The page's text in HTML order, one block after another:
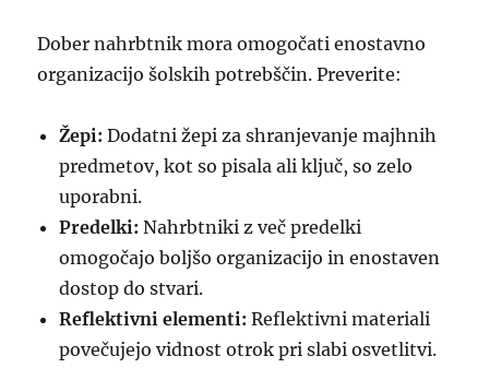
Dober nahrbtnik mora omogočati enostavno
organizacijo šolskih potrebščin. Preverite:
Žepi: Dodatni žepi za shranjevanje majhnih
predmetov, kot so pisala ali ključ, so zelo
uporabni.
Predelki: Nahrbtniki z več predelki
omogočajo boljšo organizacijo in enostaven
dostop do stvari.
Reflektivni elementi: Reflektivni materiali
povečujejo vidnost otrok pri slabi osvetlitvi.